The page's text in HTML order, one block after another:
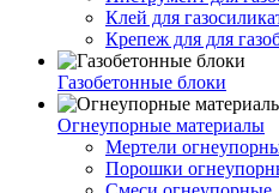
Клей для
Крепеж для для
Газобетонные блоки
Огнеупорные материалы
Мертели
Порошки